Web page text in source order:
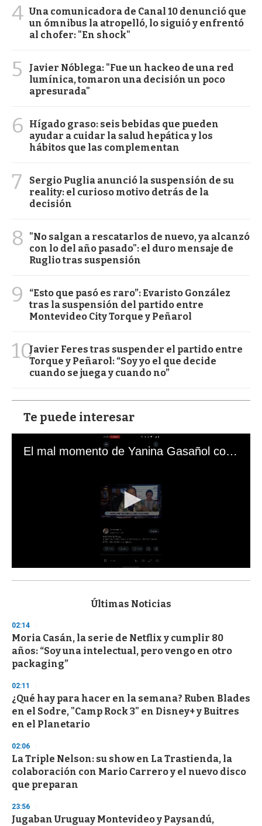
4 Una comunicadora de Canal 10 denunció que
un ómnibus la atropelló, lo siguió y enfrentó
al chofer: "En shock"
5
Javier Nóblega: "Fue un hackeo de una red
lumínica, tomaron una decisión un poco
apresurada"
6
Hígado graso: seis bebidas que pueden
ayudar a cuidar la salud hepática y los
hábitos que las complementan
7
Sergio Puglia anunció la suspensión de su
reality: el curioso motivo detrás de la
decisión
8
"No salgan a rescatarlos de nuevo, ya alcanzó
con lo del año pasado": el duro mensaje de
Ruglio tras suspensión
9
“Esto que pasó es raro”: Evaristo González
tras la suspensión del partido entre
Montevideo City Torque y Peñarol
10Javier Feres tras suspender el partido entre
Torque y Peñarol: “Soy yo el que decide
cuando se juega y cuando no”
Te puede interesar
El mal momento de Yanina Gasañol con un hincha argentino en "Subrayado"
s
d
s
o
f
3
s
e
c
o
n
s
Últimas Noticias
02:14
Moria Casán, la serie de Netflix y cumplir 80
años: “Soy una intelectual, pero vengo en otro
packaging”
02:11
¿Qué hay para hacer en la semana? Ruben Blades
en el Sodre, "Camp Rock 3" en Disney+ y Buitres
en el Planetario
02:06
La Triple Nelson: su show en La Trastienda, la
colaboración con Mario Carrero y el nuevo disco
que preparan
23:56
Jugaban Uruguay Montevideo y Paysandú,